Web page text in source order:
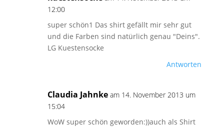
12:00
super schön1 Das shirt gefällt mir sehr gut
und die Farben sind natürlich genau "Deins".
LG Kuestensocke
Antworten
Claudia Jahnke am 14. November 2013 um
15:04
WoW super schön geworden:))auch als Shirt